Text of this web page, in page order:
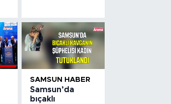
SAMSUN HABER
Samsun’da
bıçaklı